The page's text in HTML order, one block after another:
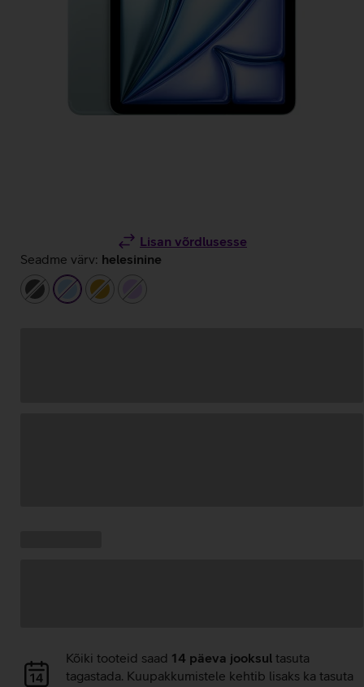
Lisan võrdlusesse
Seadme värv: helesinine
tumehallhelesininekuldnehelelilla
Andmete
laadimine
Kõiki tooteid saad 14 päeva jooksul tasuta
tagastada. Kuupakkumistele kehtib lisaks ka tasuta